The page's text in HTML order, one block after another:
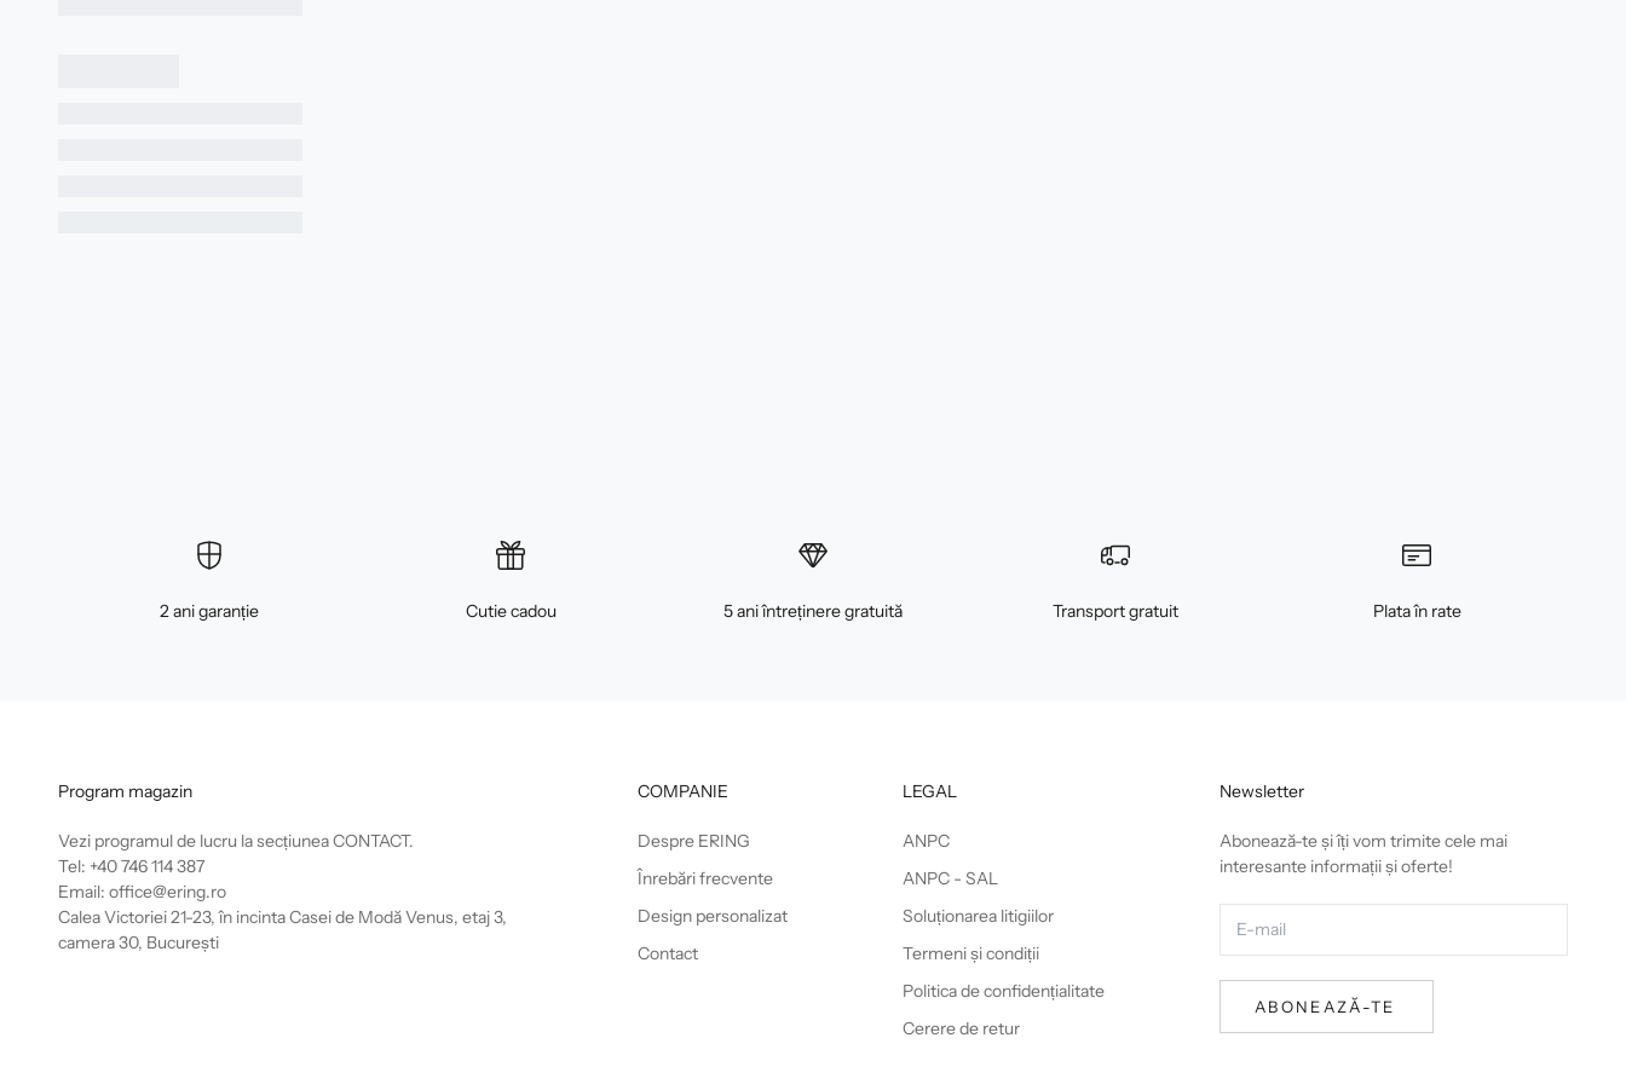
2 ani garanție Cutie cadou 5 ani întreținere gratuită Transport gratuit Plata în rate
Program magazin
Vezi programul de lucru la secțiuneaCONTACT.
Tel: +40 746 114 387
Email: office@ering.ro
Calea Victoriei 21-23, în incinta Casei de Modă Venus, etaj 3,
camera 30, București
COMPANIE
Despre ERING
Înrebări frecvente
Design personalizat
Contact
LEGAL
ANPC
ANPC - SAL
Soluționarea litigiilor
Termeni și condiții
Politica de confidențialitate
Cerere de retur
Newsletter
Abonează-te și îți vom trimite cele mai
interesante informații și oferte!
ABONEAZĂ-TE